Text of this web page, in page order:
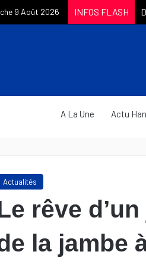
9 Août 2026 INFOS FLASH
A La Une Actu
Actualités
rêve
la jambe